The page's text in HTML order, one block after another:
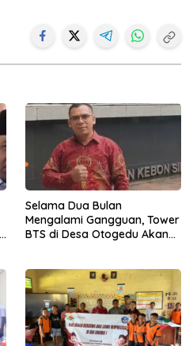
Selama Dua Bulan
Mengalami Gangguan, Tower
BTS di Desa Otogedu Akan